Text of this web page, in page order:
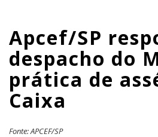
na
Caixa
|
APCEF/SP
Apcef/SP
despacho do
prática de
Caixa
Fonte: APCEF/SP